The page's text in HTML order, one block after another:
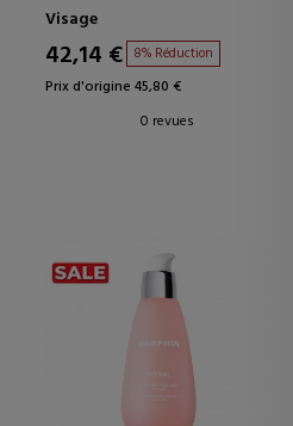
Visage
42,14 € 8% Réduction
Prix d'origine 45,80 €
0 revues